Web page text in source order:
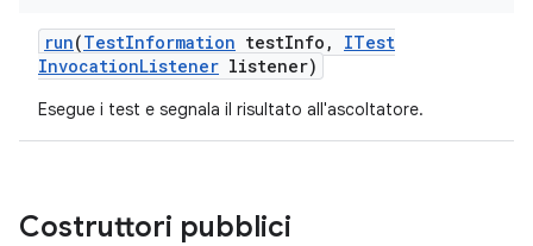
run(TestInformation testInfo ,
ITest
InvocationListener listener)
Esegue i test e segnala il risultato all'ascoltatore.
Costruttori pubblici